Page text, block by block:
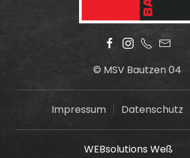
© MSV Bautzen 04
Impressum Datenschutz
WEBsolutions Weß